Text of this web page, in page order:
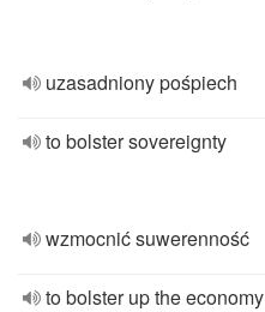
uzasadniony pośpiech
to bolster sovereignty
wzmocnić suwerenność
to bolster up the economy